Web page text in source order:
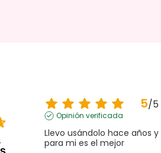
5/5
Opinión verificada
Llevo usándolo hace años y
para mi es el mejor